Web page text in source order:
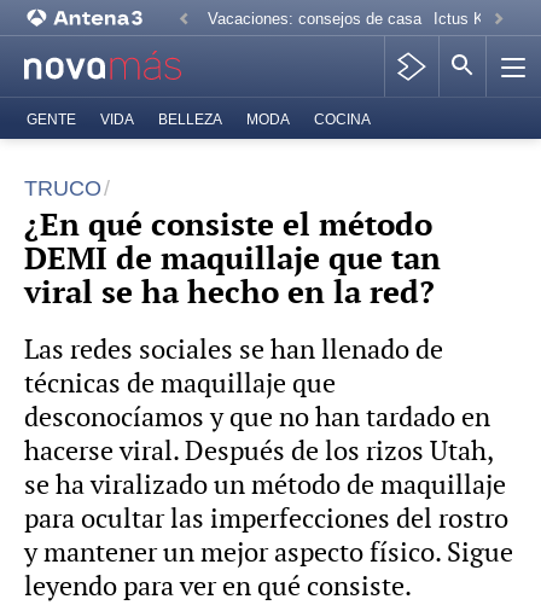
Vacaciones: consejos de casa Ictus Kiko
GENTE VIDA BELLEZA MODA COCINA
TRUCO
¿En qué consiste el método
DEMI de maquillaje que tan
viral se ha hecho en la red?
Las redes sociales se han llenado de
técnicas de maquillaje que
desconocíamos y que no han tardado en
hacerse viral. Después de los rizos Utah,
se ha viralizado un método de maquillaje
para ocultar las imperfecciones del rostro
y mantener un mejor aspecto físico. Sigue
leyendo para ver en qué consiste.